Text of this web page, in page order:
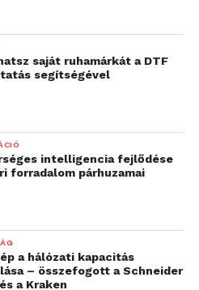
saját ruhamárkát a DTF
segítségével
intelligencia fejlődése
forradalom párhuzamai
a hálózati kapacitás
– összefogott a Schneider
a Kraken